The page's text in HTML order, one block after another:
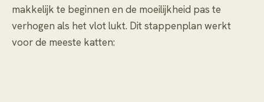
makkelijk te beginnen en de moeilijkheid pas te
verhogen als het vlot lukt. Dit stappenplan werkt
voor de meeste katten: